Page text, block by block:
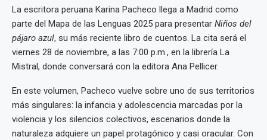
La escritora peruana Karina Pacheco llega a Madrid como
parte del Mapa de las Lenguas 2025 para presentar Niños del
pájaro azul, su más reciente libro de cuentos. La cita será el
viernes 28 de noviembre, a las 7:00 p.m., en la librería La
Mistral, donde conversará con la editora Ana Pellicer.
En este volumen, Pacheco vuelve sobre uno de sus territorios
más singulares: la infancia y adolescencia marcadas por la
violencia y los silencios colectivos, escenarios donde la
naturaleza adquiere un papel protagónico y casi oracular. Con